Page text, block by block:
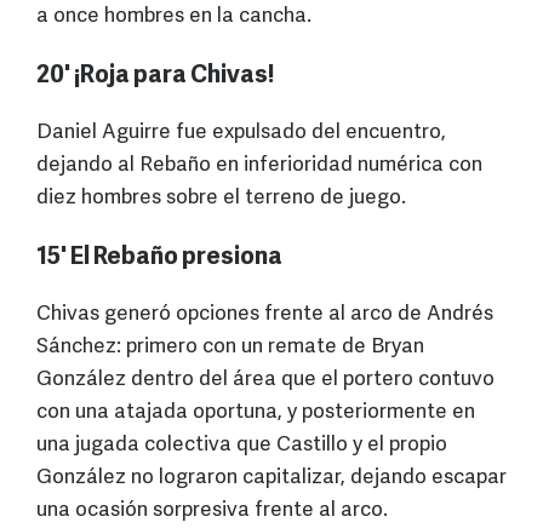
a once hombres en la cancha.
20' ¡Roja para Chivas!
Daniel Aguirre fue expulsado del encuentro,
dejando al Rebaño en inferioridad numérica con
diez hombres sobre el terreno de juego.
15' El Rebaño presiona
Chivas generó opciones frente al arco de Andrés
Sánchez: primero con un remate de Bryan
González dentro del área que el portero contuvo
con una atajada oportuna, y posteriormente en
una jugada colectiva que Castillo y el propio
González no lograron capitalizar, dejando escapar
una ocasión sorpresiva frente al arco.